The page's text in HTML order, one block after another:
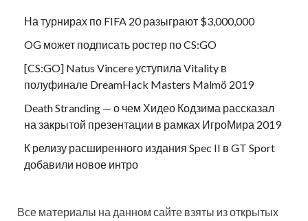
На турнирах по FIFA 20 разыграют $3,000,000
OG может подписать ростер по CS:GO
[CS:GO] Natus Vincere уступила Vitality в
полуфинале DreamHack Masters Malmö 2019
Death Stranding — о чем Хидео Кодзима рассказал
на закрытой презентации в рамках ИгроМира 2019
К релизу расширенного издания Spec II в GT Sport
добавили новое интро
Все материалы на данном сайте взяты из открытых